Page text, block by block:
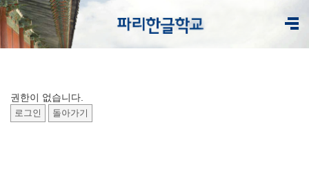
권한이 없습니다.
로그인 돌아가기